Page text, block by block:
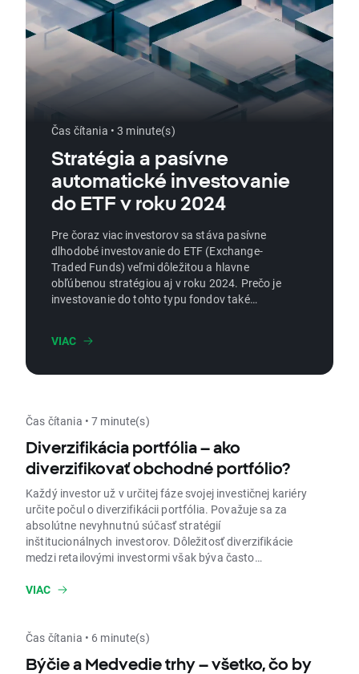
Čas čítania • 3 minute(s)
Stratégia a pasívne
automatické investovanie
do ETF v roku 2024
Pre čoraz viac investorov sa stáva pasívne
dlhodobé investovanie do ETF (Exchange-
Traded Funds) veľmi dôležitou a hlavne
obľúbenou stratégiou aj v roku 2024. Prečo je
investovanie do tohto typu fondov také
tomto článku.
VIAC
Čas čítania • 7 minute(s)
Diverzifikácia portfólia – ako
diverzifikovať obchodné portfólio?
Každý investor už v určitej fáze svojej investičnej kariéry
určite počul o diverzifikácii portfólia. Považuje sa za
absolútne nevyhnutnú súčasť stratégií
inštitucionálnych investorov. Dôležitosť diverzifikácie
medzi retailovými investormi však býva často
znamená diverzifikácia a ako diverzifikovať svoje
VIAC
Čas čítania • 6 minute(s)
Býčie a Medvedie trhy – všetko, čo by